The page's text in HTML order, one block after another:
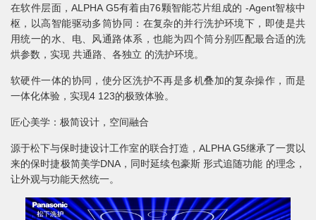
在软件层面，ALPHA G5有着由76颗智能芯片组成的 -Agent智核中
枢，以高智能驱动多筒协同：在复杂的并行洗护环境下，即使是共
用统一的水、电、风通路体系，也能为四个筒分别匹配最合适的洗
烘参数，实现 共通路、各独立 的洗护环境。
软硬件一体的协同，使分区洗护不再是多机叠加的复杂操作，而是
一体化体验，实现4 123的极致体验。
匠心美学：极简设计，空间融合
源于松下与保时捷设计工作室的联合打造，ALPHA G5继承了一贯以
来的保时捷极简美学DNA，同时延续包豪斯 形式追随功能 的理念，
让外观与功能天然统一。